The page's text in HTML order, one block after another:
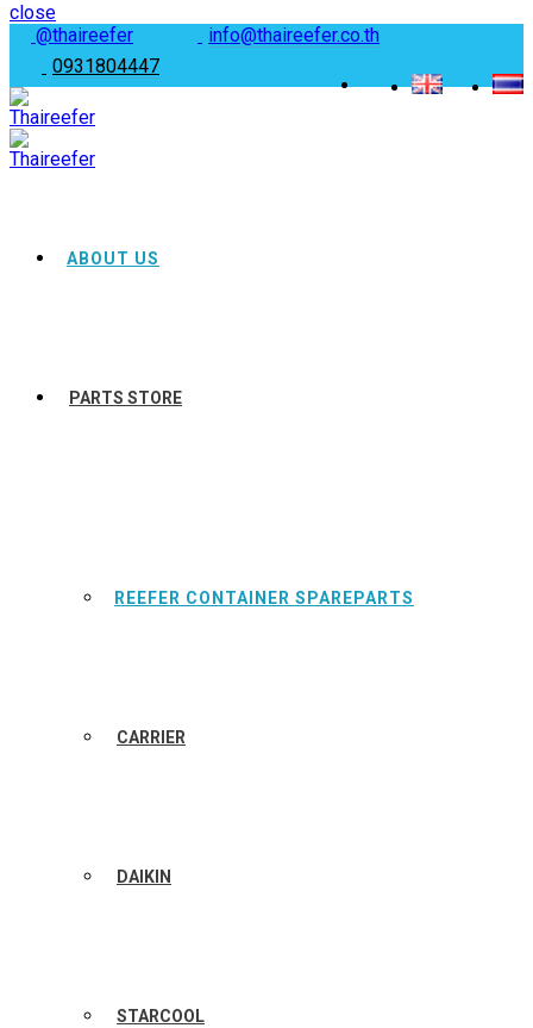
close
@thaireefer
info@thaireefer.co.th
0931804447
ABOUT US
PARTS STORE
REEFER CONTAINER SPAREPARTS
CARRIER
DAIKIN
STARCOOL